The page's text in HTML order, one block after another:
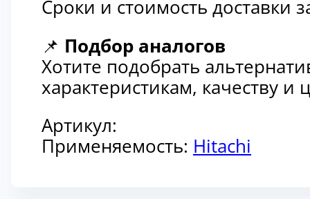
Сроки и стоимость доставки
📌 Подбор аналогов
Хотите подобрать
характеристикам, качеству
Артикул:
Применяемость: Hitachi